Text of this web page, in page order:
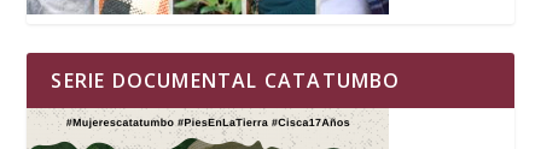
SERIE DOCUMENTAL CATATUMBO